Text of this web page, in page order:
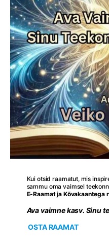
Kui otsid raamatut, mis
sammu oma vaimsel
E-Raamat ja Kõvakaantega
Ava vaimne kasv. Sinu
OSTA RAAMAT